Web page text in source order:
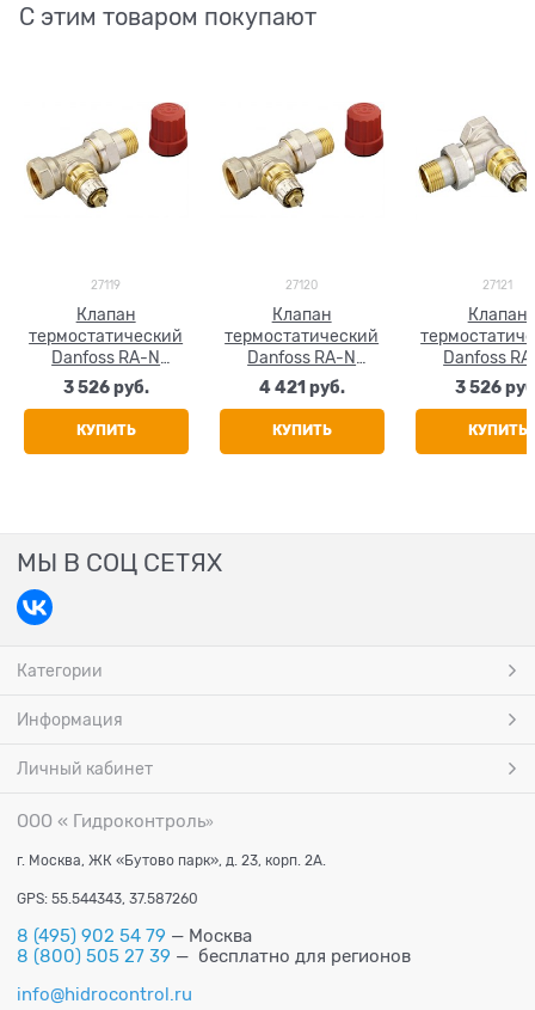
С этим товаром покупают
27119
Клапан
термостатический
Danfoss RA-N
прямой для
двухтрубной
системы 1/2"
3 526 руб.
КУПИТЬ
27120
Клапан
термостатический
Danfoss RA-N
прямой для
двухтрубной
системы 3/4"
4 421 руб.
КУПИТЬ
27121
Клапан
Danfoss
угловой
системы
3 526
КУПИТЬ
МЫ В СОЦ СЕТЯХ
Категории
Информация
Личный кабинет
ООО « Гидроконтроль»
г. Москва, ЖК «Бутово парк», д. 23, корп. 2А.
GPS: 55.544343, 37.587260
8 (495) 902 54 79 — Москва
8 (800) 505 27 39 — бесплатно для регионов
info@hidrocontrol.ru